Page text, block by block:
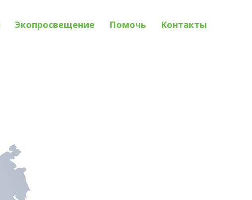
Экопросвещение Помочь Контакты